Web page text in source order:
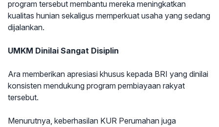
program tersebut membantu mereka meningkatkan
kualitas hunian sekaligus memperkuat usaha yang sedang
dijalankan.
UMKM Dinilai Sangat Disiplin
Ara memberikan apresiasi khusus kepada BRI yang dinilai
konsisten mendukung program pembiayaan rakyat
tersebut.
Menurutnya, keberhasilan KUR Perumahan juga